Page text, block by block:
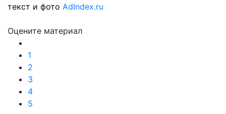
текст и фото AdIndex.ru
Оцените материал
1
2
3
4
5